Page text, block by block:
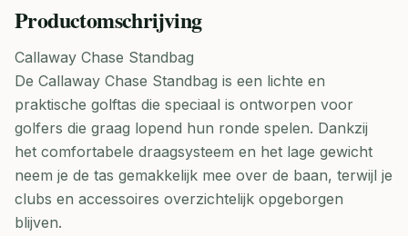
Productomschrijving
Callaway Chase Standbag
De Callaway Chase Standbag is een lichte en
praktische golftas die speciaal is ontworpen voor
golfers die graag lopend hun ronde spelen. Dankzij
het comfortabele draagsysteem en het lage gewicht
neem je de tas gemakkelijk mee over de baan, terwijl je
clubs en accessoires overzichtelijk opgeborgen
blijven.